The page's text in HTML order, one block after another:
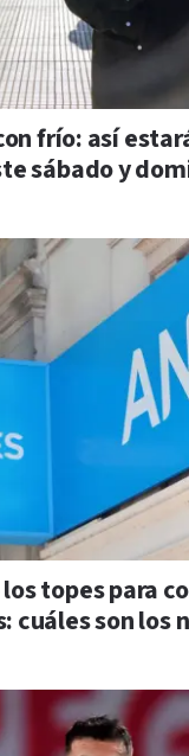
frío: así
sábado y
topes para
cuáles son los